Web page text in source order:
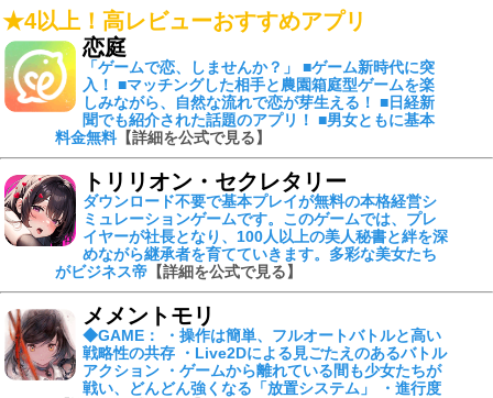
★4以上！高レビューおすすめアプリ
恋庭
「ゲームで恋、しませんか？」 ■ゲーム新時代に突
入！ ■マッチングした相手と農園箱庭型ゲームを楽
しみながら、自然な流れで恋が芽生える！ ■日経新
聞でも紹介された話題のアプリ！ ■男女ともに基本
料金無料【詳細を公式で見る】
トリリオン・セクレタリー
ダウンロード不要で基本プレイが無料の本格経営シ
ミュレーションゲームです。このゲームでは、プレ
イヤーが社長となり、100人以上の美人秘書と絆を深
めながら継承者を育てていきます。多彩な美女たち
がビジネス帝【詳細を公式で見る】
メメントモリ
◆GAME： ・操作は簡単、フルオートバトルと高い
戦略性の共存 ・Live2Dによる見ごたえのあるバトル
アクション ・ゲームから離れている間も少女たちが
戦い、どんどん強くなる「放置システム」 ・進行度